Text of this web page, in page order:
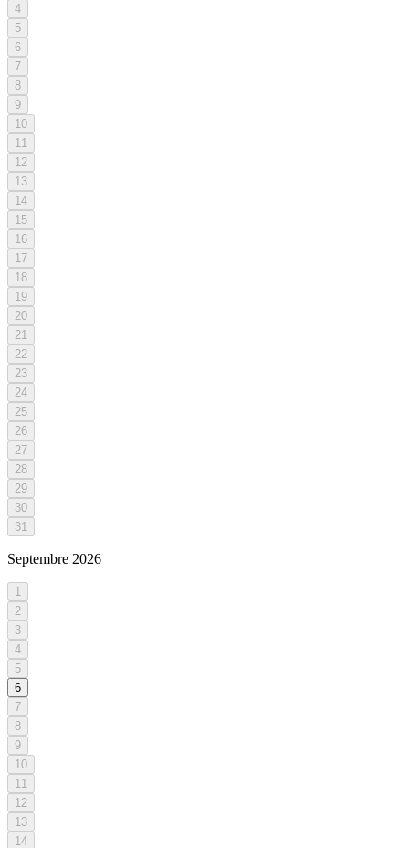
4
5
6
7
8
9
10
11
12
13
14
15
16
17
18
19
20
21
22
23
24
25
26
27
28
29
30
31
Septembre 2026
1
2
3
4
5
6
7
8
9
10
11
12
13
14